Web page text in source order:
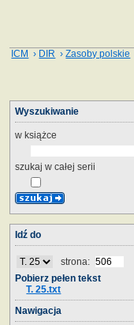
ICM › DIR ›Zasoby polskie
Wyszukiwanie
w książce
szukaj w całej serii
Idź do
strona:
Pobierz pełen tekst
T. 25.txt
Nawigacja